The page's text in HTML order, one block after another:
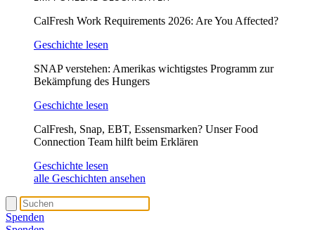
CalFresh Work Requirements 2026: Are You Affected?
Geschichte lesen
SNAP verstehen: Amerikas wichtigstes Programm zur
Bekämpfung des Hungers
Geschichte lesen
CalFresh, Snap, EBT, Essensmarken? Unser Food
Connection Team hilft beim Erklären
Geschichte lesen
alle Geschichten ansehen
Spenden